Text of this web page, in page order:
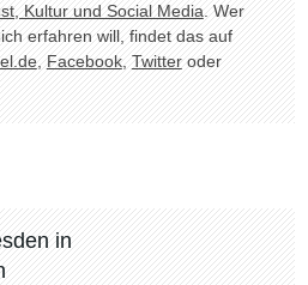
Kultur und Social Media. Wer
erfahren will, findet das auf
,Facebook,Twitteroder
in